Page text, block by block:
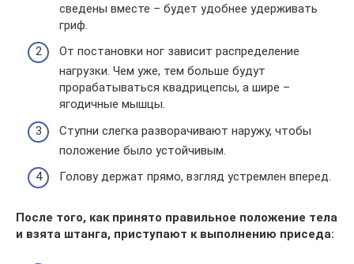
сведены вместе – будет удобнее удерживать
гриф.
От постановки ног зависит распределение
нагрузки. Чем уже, тем больше будут
прорабатываться квадрицепсы, а шире –
ягодичные мышцы.
Ступни слегка разворачивают наружу, чтобы
положение было устойчивым.
Голову держат прямо, взгляд устремлен вперед.
После того, как принято правильное положение тела
и взята штанга, приступают к выполнению приседа: